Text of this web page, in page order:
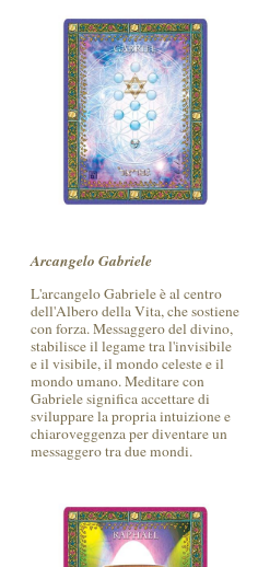
Arcangelo Gabriele
L'arcangelo Gabriele è al centro
dell'Albero della Vita, che sostiene
con forza. Messaggero del divino,
stabilisce il legame tra l'invisibile
e il visibile, il mondo celeste e il
mondo umano. Meditare con
Gabriele significa accettare di
sviluppare la propria intuizione e
chiaroveggenza per diventare un
messaggero tra due mondi.